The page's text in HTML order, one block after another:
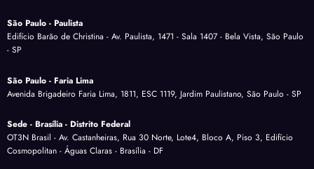
São Paulo - Paulista
Edifício Barão de Christina - Av. Paulista, 1471 - Sala 1407 - Bela Vista, São Paulo
- SP
São Paulo - Faria Lima
Avenida Brigadeiro Faria Lima, 1811, ESC 1119, Jardim Paulistano, São Paulo - SP
Sede - Brasília - Distrito Federal
OT3N Brasil - Av. Castanheiras, Rua 30 Norte, Lote4, Bloco A, Piso 3, Edifício
Cosmopolitan - Águas Claras - Brasília - DF